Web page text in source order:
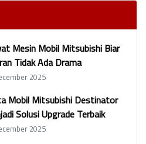
Mesin Mobil Mitsubishi Biar
Tidak Ada Drama
2025
Mobil Mitsubishi Destinator
Solusi Upgrade Terbaik
2025